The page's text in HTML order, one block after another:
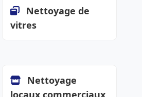
Nettoyage de
vitres
Nettoyage
locaux commerciaux